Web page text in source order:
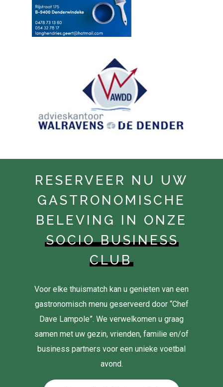
RESERVEER NU UW
GASTRONOMISCHE
BELEVING IN ONZE
SOCIO BUSINESS
CLUB
Voor elke thuismatch kan u genieten van een
gastronomisch menu geserveerd door “Chef
Dave Lampole”. We verwelkomen u graag
samen met uw gezin, vrienden, familie en/of
business partners voor een unieke voetbal
avond.